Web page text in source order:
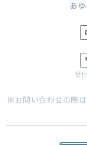
あ
受
※お問い合わせの際